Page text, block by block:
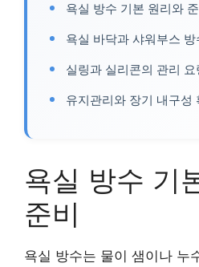
욕실 방수 기본 원리와
욕실 바닥과 샤워부스 방
실링과 실리콘의 관리 요
유지관리와 장기 내구성
욕실 방수 기
준비
욕실 방수는 물이 샘이나 누